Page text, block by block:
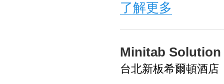
了解更多
Minitab Solution
台北新板希爾頓酒店